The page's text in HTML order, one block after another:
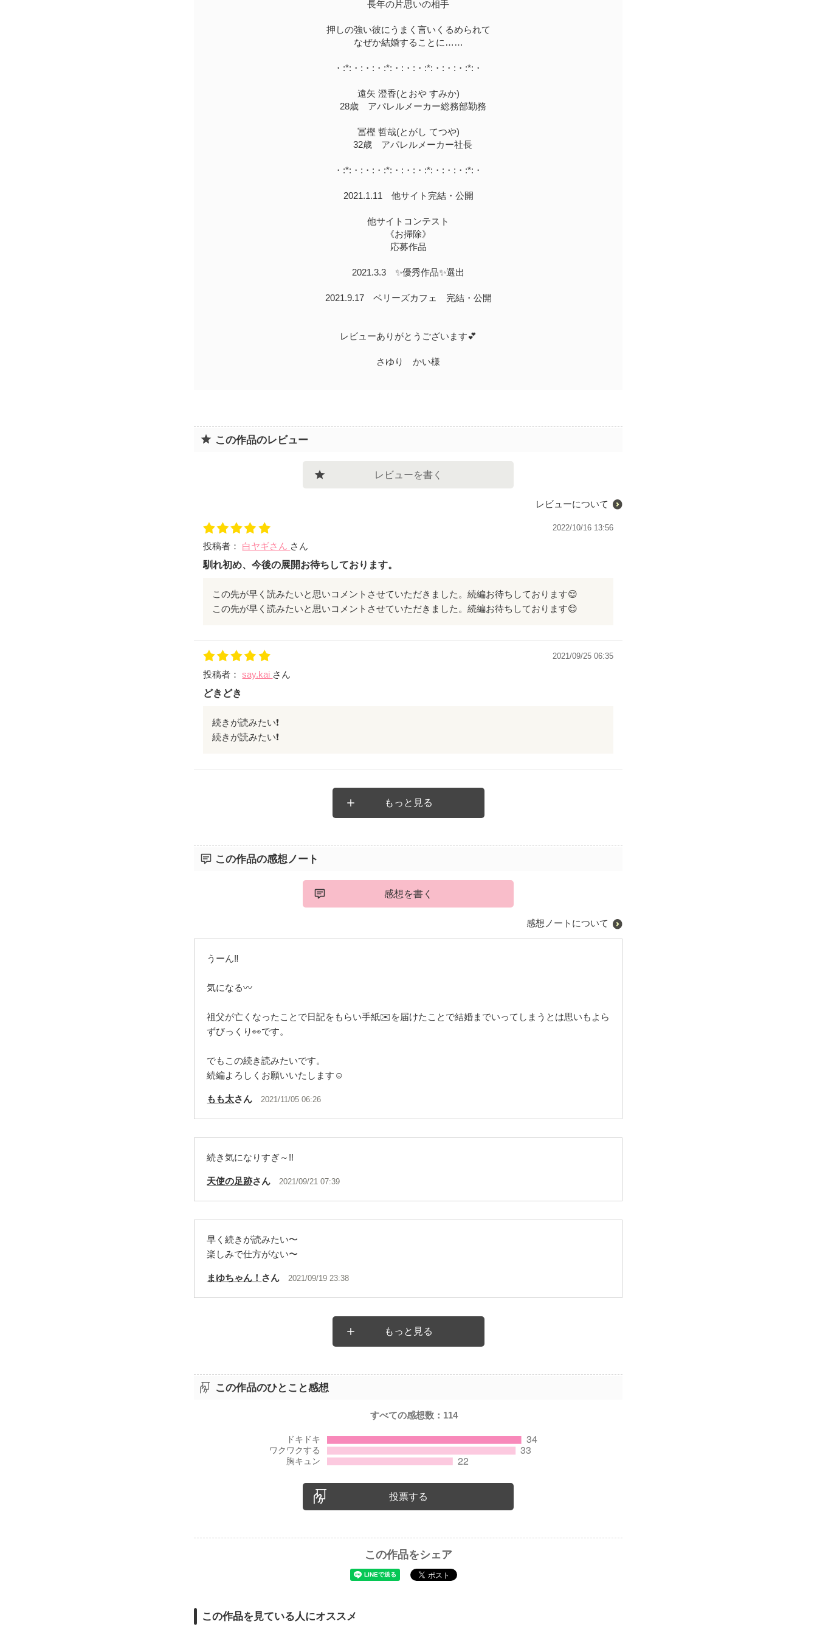
長年の片思いの相手
押しの強い彼にうまく言いくるめられて
なぜか結婚することに……
・:*:・:・:・:*:・:・:・:*:・:・:・:*:・
遠矢 澄香(とおや すみか)
28歳 アパレルメーカー総務部勤務
冨樫 哲哉(とがし てつや)
32歳 アパレルメーカー社長
・:*:・:・:・:*:・:・:・:*:・:・:・:*:・
2021.1.11 他サイト完結・公開
他サイトコンテスト
《お掃除》
応募作品
2021.3.3 ✨優秀作品✨選出
2021.9.17 ベリーズカフェ 完結・公開
レビューありがとうございます💕
さゆり かい様
この作品のレビュー
レビューを書く
レビューについて
2022/10/16 13:56
投稿者： 白ヤギさん さん
馴れ初め、今後の展開お待ちしております。
この先が早く読みたいと思いコメントさせていただきました。続編お待ちしております😌
この先が早く読みたいと思いコメントさせていただきました。続編お待ちしております😌
2021/09/25 06:35
投稿者：say.kai さん
どきどき
続きが読みたい❗
続きが読みたい❗
もっと見る
この作品の感想ノート
感想を書く
感想ノートについて
うーん‼️
気になる〰️
祖父が亡くなったことで日記をもらい手紙✉️を届けたことで結婚までいってしまうとは思いもよら
ずびっくり👀です。
でもこの続き読みたいです。
続編よろしくお願いいたします☺️
もも太さん 2021/11/05 06:26
続き気になりすぎ～!!
天使の足跡さん 2021/09/21 07:39
早く続きが読みたい〜
楽しみで仕方がない〜
まゆちゃん！ さん 2021/09/19 23:38
もっと見る
この作品のひとこと感想
すべての感想数： 114
投票する
この作品をシェア
この作品を見ている人にオススメ